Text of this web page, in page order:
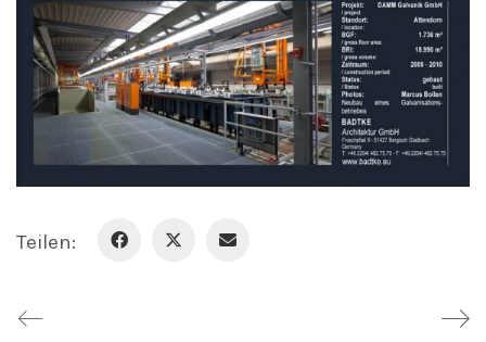
Teilen: